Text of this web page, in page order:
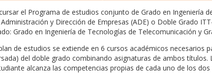
el Programa de estudios conjunto de Grado en Ingeniería
y Dirección de Empresas (ADE) o Doble Grado
Grado en Ingeniería de Tecnologías de Telecomunicación y
de estudios se extiende en 6 cursos académicos necesarios
del doble grado combinando asignaturas de ambos títulos.
alcanza las competencias propias de cada uno de los dos